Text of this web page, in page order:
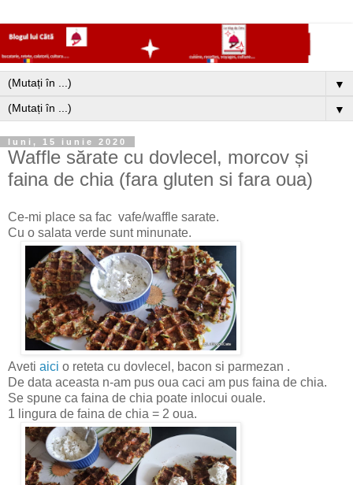
▼
▼
luni, 15 iunie 2020
Waffle sărate cu dovlecel, morcov și
faina de chia (fara gluten si fara oua)
Ce-mi place sa fac vafe/waffle sarate.
Cu o salata verde sunt minunate.
Aveti aici o reteta cu dovlecel, bacon si parmezan .
De data aceasta n-am pus oua caci am pus faina de chia.
Se spune ca faina de chia poate inlocui ouale.
1 lingura de faina de chia = 2 oua.